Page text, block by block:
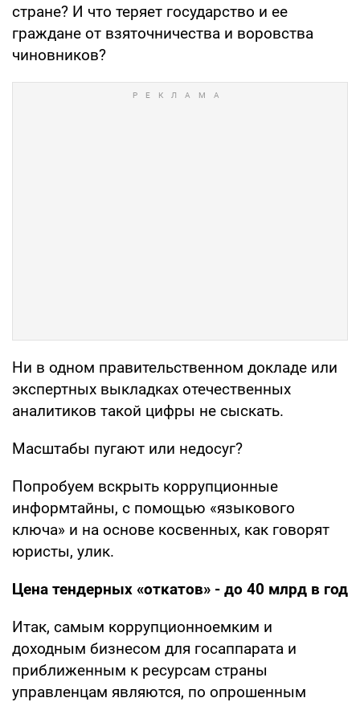
стране? И что теряет государство и ее
граждане от взяточничества и воровства
чиновников?
Ни в одном правительственном докладе или
экспертных выкладках отечественных
аналитиков такой цифры не сыскать.
Масштабы пугают или недосуг?
Попробуем вскрыть коррупционные
информтайны, с помощью «языкового
ключа» и на основе косвенных, как говорят
юристы, улик.
Цена тендерных «откатов» - до 40 млрд в год
Итак, самым коррупционноемким и
доходным бизнесом для госаппарата и
приближенным к ресурсам страны
управленцам являются, по опрошенным